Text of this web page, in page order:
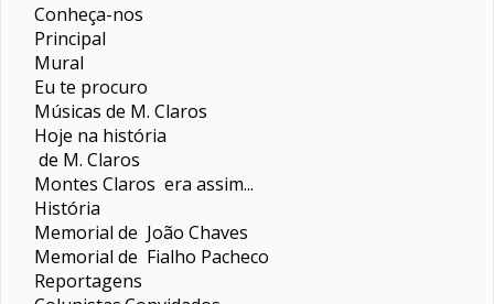
Conheça-nos
Principal
Mural
Eu te procuro
Músicas de M. Claros
Hoje na história
de M. Claros
Montes Claros era assim...
História
Memorial de João Chaves
Memorial de Fialho Pacheco
Reportagens